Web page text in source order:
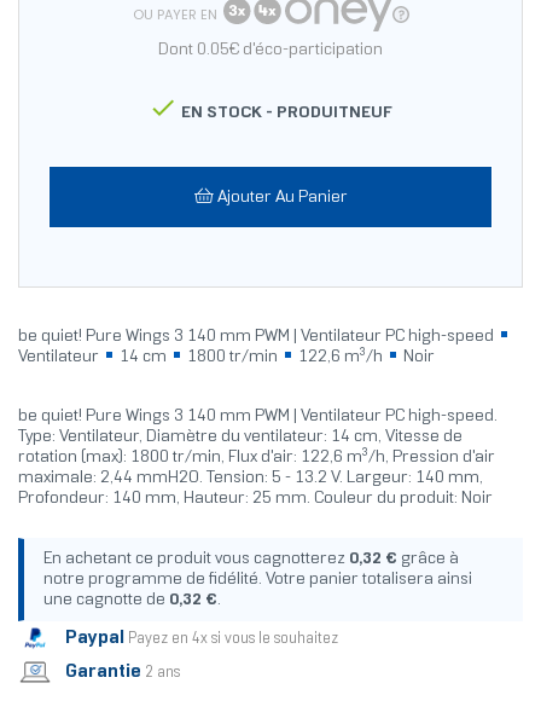
OU PAYER EN
Dont 0.05€ d'éco-participation
 EN STOCK - PRODUITNEUF
Ajouter Au Panier
be quiet! Pure Wings 3 140 mm PWM | Ventilateur PC high-speed
Ventilateur
14 cm 1800 tr/min 122,6 m³/h Noir
be quiet! Pure Wings 3 140 mm PWM | Ventilateur PC high-speed.
Type: Ventilateur, Diamètre du ventilateur: 14 cm, Vitesse de
rotation (max): 1800 tr/min, Flux d'air: 122,6 m³/h, Pression d'air
maximale: 2,44 mmH2O. Tension: 5 - 13.2 V. Largeur: 140 mm,
Profondeur: 140 mm, Hauteur: 25 mm. Couleur du produit: Noir
En achetant ce produit vous cagnotterez 0,32 € grâce à
notre programme de fidélité. Votre panier totalisera ainsi
une cagnotte de 0,32 €.
Paypal Payez en 4x si vous le souhaitez
Garantie 2 ans